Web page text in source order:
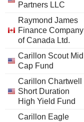
Partners LLC
Raymond James
Finance Company
of Canada Ltd.
Carillon Scout Mid
Cap Fund
Carillon Chartwell
Short Duration
High Yield Fund
Carillon Eagle